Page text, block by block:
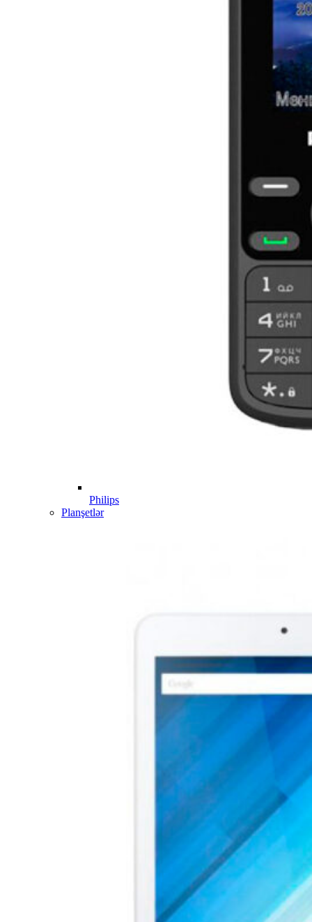
Philips
Planşetlər